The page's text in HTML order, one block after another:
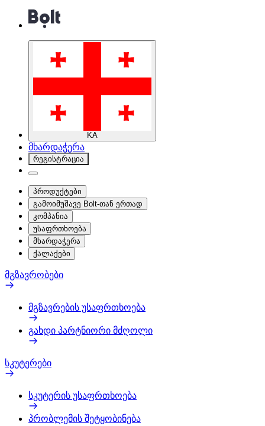
KA
მხარდაჭერა
რეგისტრაცია
პროდუქტები
გამოიმუშავე Bolt-თან ერთად
კომპანია
უსაფრთხოება
მხარდაჭერა
ქალაქები
მგზავრობები
მგზავრების უსაფრთხოება
გახდი პარტნიორი მძღოლი
სკუტერები
სკუტერის უსაფრთხოება
პრობლემის შეტყობინება